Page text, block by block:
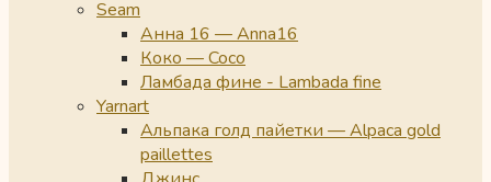
Seam
Анна 16 — Anna16
Коко — Coco
Ламбада фине - Lambada fine
Yarnart
Альпака голд пайетки — Alpaca gold
paillettes